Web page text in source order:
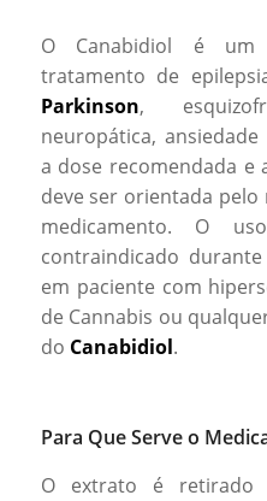
O Canabidiol é um
tratamento de
Parkinson,
neuropática,
a dose recomendada e
deve ser orientada
medicamento. O
contraindicado
em paciente com
de Cannabis ou
do Canabidiol.
Para Que Serve o
O extrato é retirado